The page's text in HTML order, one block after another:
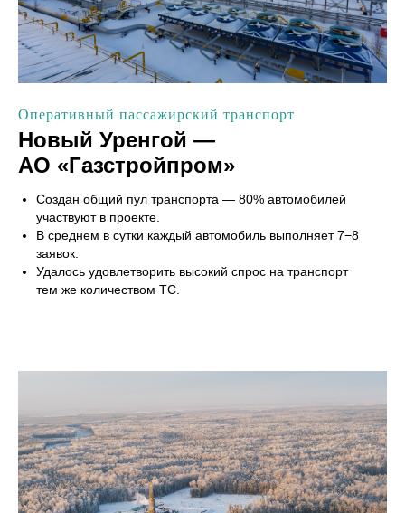
Оперативный пассажирский транспорт
Новый Уренгой —
АО «Газстройпром»
Создан общий пул транспорта — 80% автомобилей
участвуют в проекте.
В среднем в сутки каждый автомобиль выполняет 7−8
заявок.
Удалось удовлетворить высокий спрос на транспорт
тем же количеством ТС.